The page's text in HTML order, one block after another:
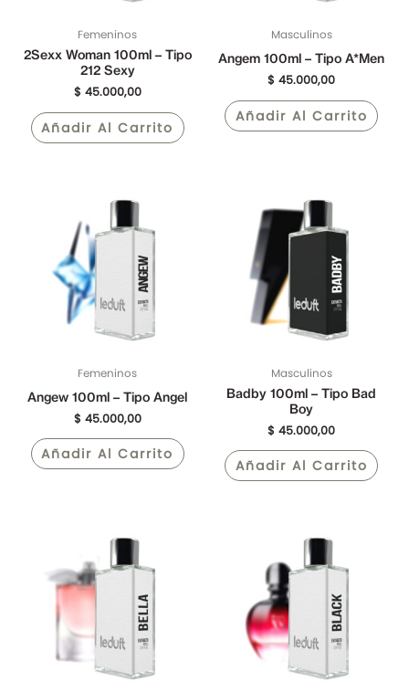
Femeninos
2Sexx Woman 100ml – Tipo
212 Sexy
$ 45.000,00
Añadir Al Carrito
Masculinos
Angem 100ml – Tipo A*Men
$ 45.000,00
Añadir Al Carrito
Femeninos
Angew 100ml – Tipo Angel
$ 45.000,00
Añadir Al Carrito
Masculinos
Badby 100ml – Tipo Bad
Boy
$ 45.000,00
Añadir Al Carrito